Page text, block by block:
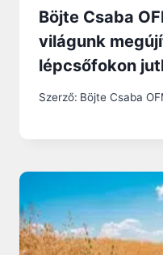
Böjte Csaba
világunk
lépcsőfokon
Szerző: Böjte Csaba